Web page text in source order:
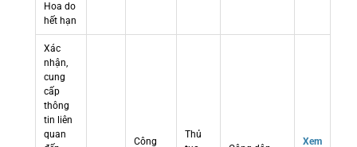
Hoa do
hết hạn
Xác
nhận,
cung
cấp
thông
tin liên
quan
Công
Thủ
Xem